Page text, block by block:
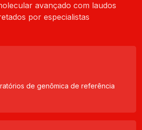
avançado com laudos
por especialistas
de genômica de referência